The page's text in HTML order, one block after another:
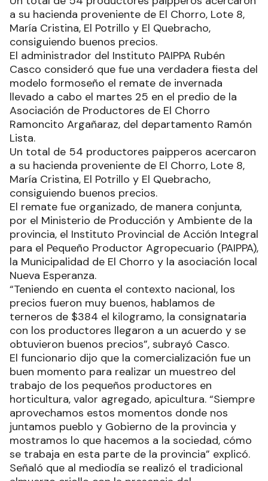
a su hacienda proveniente de El Chorro, Lote 8,
María Cristina, El Potrillo y El Quebracho,
consiguiendo buenos precios.
El administrador del Instituto PAIPPA Rubén
Casco consideró que fue una verdadera fiesta del
modelo formoseño el remate de invernada
llevado a cabo el martes 25 en el predio de la
Asociación de Productores de El Chorro
Ramoncito Argañaraz, del departamento Ramón
Lista.
Un total de 54 productores paipperos acercaron
a su hacienda proveniente de El Chorro, Lote 8,
María Cristina, El Potrillo y El Quebracho,
consiguiendo buenos precios.
El remate fue organizado, de manera conjunta,
por el Ministerio de Producción y Ambiente de la
provincia, el Instituto Provincial de Acción Integral
para el Pequeño Productor Agropecuario (PAIPPA),
la Municipalidad de El Chorro y la asociación local
Nueva Esperanza.
“Teniendo en cuenta el contexto nacional, los
precios fueron muy buenos, hablamos de
terneros de $384 el kilogramo, la consignataria
con los productores llegaron a un acuerdo y se
obtuvieron buenos precios”, subrayó Casco.
El funcionario dijo que la comercialización fue un
buen momento para realizar un muestreo del
trabajo de los pequeños productores en
horticultura, valor agregado, apicultura. “Siempre
aprovechamos estos momentos donde nos
juntamos pueblo y Gobierno de la provincia y
mostramos lo que hacemos a la sociedad, cómo
se trabaja en esta parte de la provincia” explicó.
Señaló que al mediodía se realizó el tradicional